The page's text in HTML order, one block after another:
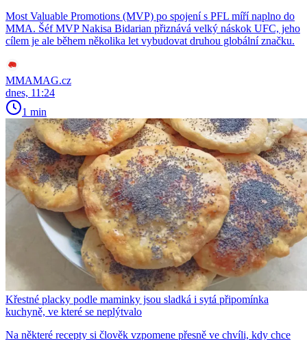
Most Valuable Promotions (MVP) po spojení s PFL míří naplno do
MMA. Šéf MVP Nakisa Bidarian přiznává velký náskok UFC, jeho
cílem je ale během několika let vybudovat druhou globální značku.
MMAMAG.cz
dnes, 11:24
1 min
Křestné placky podle maminky jsou sladká i sytá připomínka
kuchyně, ve které se neplýtvalo
Na některé recepty si člověk vzpomene přesně ve chvíli, kdy chce